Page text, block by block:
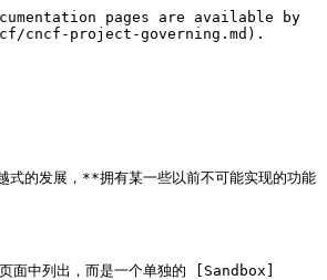
pages are available by
cncf-project-governing.md).
发展，**拥有某一些以前不可能实现的功能
中列出，而是一个单独的 [Sandbox]